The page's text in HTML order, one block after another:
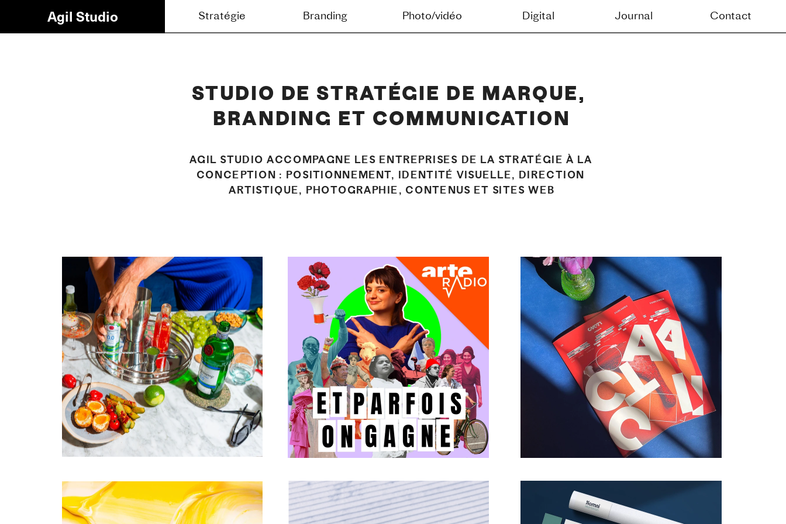
Contact
Digital
Photo/vidéo
Branding
Agil Studio
STUDIO DE STRATÉGIE DE MARQUE,
BRANDING ET COMMUNICATION
AGIL STUDIO ACCOMPAGNE LES ENTREPRISES DE LA STRATÉGIE À LA
CONCEPTION : POSITIONNEMENT, IDENTITÉ VISUELLE, DIRECTION
ARTISTIQUE, PHOTOGRAPHIE, CONTENUS ET SITES WEB